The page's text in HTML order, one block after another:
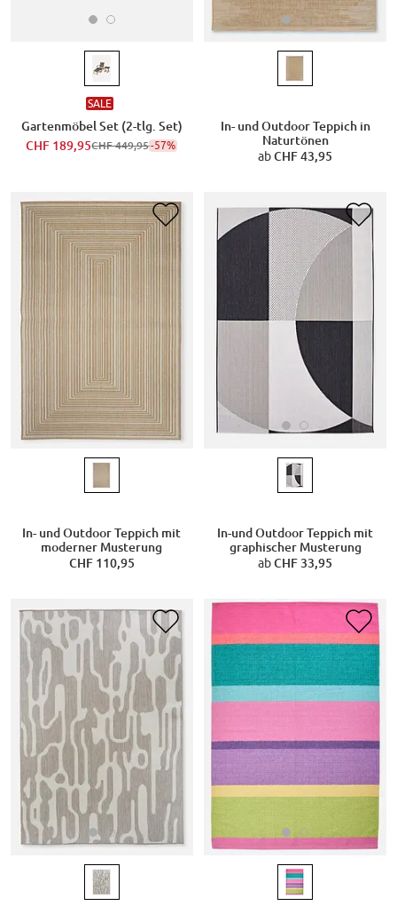
SALE
Gartenmöbel Set (2-tlg. Set)
CHF 189,95CHF 449,95-57%
In- und Outdoor Teppich in
Naturtönen
abCHF 43,95
In- und Outdoor Teppich mit
moderner Musterung
CHF 110,95
In-und Outdoor Teppich mit
graphischer Musterung
abCHF 33,95